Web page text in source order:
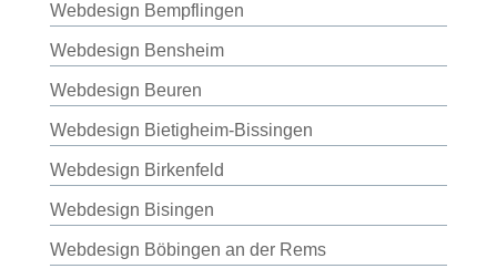
Webdesign Bempflingen
Webdesign Bensheim
Webdesign Beuren
Webdesign Bietigheim-Bissingen
Webdesign Birkenfeld
Webdesign Bisingen
Webdesign Böbingen an der Rems